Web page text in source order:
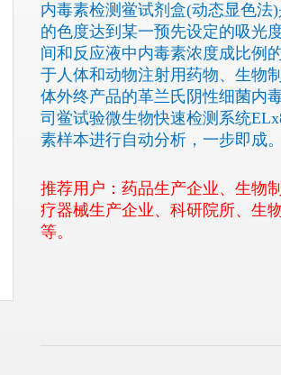
内毒素检测鲎试剂盒(动态显色法
的色度达到某一预先设定的吸光
间和反应液中内毒素浓度成比例
于人体和动物注射用药物、生物
体外终产品的革兰氏阴性细菌内
司鲎试验微生物快速检测系统
素样本进行自动分析，一步即成。
推荐用户：药品生产企业、生物
疗器械生产企业、科研院所、生
等。